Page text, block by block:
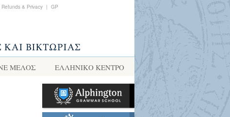
Refunds & Privacy | GP
ΜΕΛΟΣ ΕΛΛΗΝΙΚΌ ΚΈΝΤΡΟ